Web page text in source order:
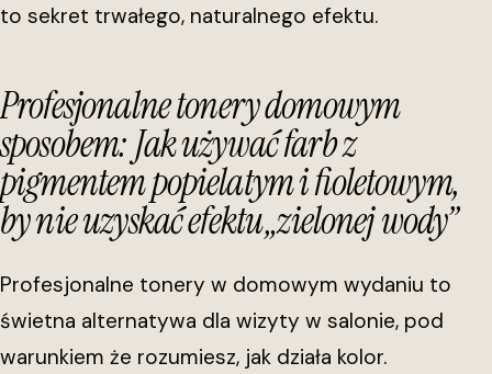
to sekret trwałego, naturalnego efektu.
Profesjonalne tonery domowym
sposobem: Jak używać farb z
pigmentem popielatym i fioletowym,
by nie uzyskać efektu „zielonej wody”
Profesjonalne tonery w domowym wydaniu to
świetna alternatywa dla wizyty w salonie, pod
warunkiem że rozumiesz, jak działa kolor.